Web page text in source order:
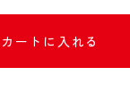
カートに入れる